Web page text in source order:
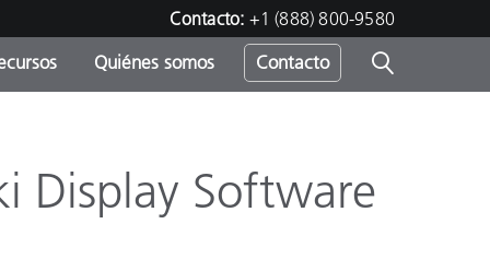
Contacto: +1 (888) 800-9580
Quiénes somos Contacto
Display Software